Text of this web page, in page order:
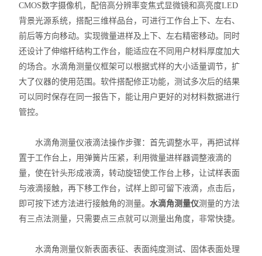
差示/热重/差热/热分析
红外光谱（IR、傅立叶）
扫描探针显微镜/原子力
低温恒温器
荧光分光光度计（分子荧光
X射线衍射仪（XRD）
CMOS数字摄像机，配倍高分辨率变焦式显微镜和高亮度LED
背景光源系统，搭配三维样品台，可进行工作台上下、左右、
前后等方向移动。实现微量进样及上下、左右精密移动。同时
还设计了伸缩杆结构工作台，能适应在不同用户材料厚度加大
的场合。水滴角测量仪框架可以根据式样的大小适量调节，扩
大了仪器的使用范围。软件搭配修正功能，测试多次后的结果
可以同时保存在同一报告下，能让用户更好的对材料数据进行
管控。
水滴角测量仪液滴法操作步骤：首先调整水平，再把试样
置于工作台上，用弹簧片压紧，利用微量进样器调整液滴的
量，使在针头形成液滴，转动旋钮使工作台上移，让试样表面
与液滴接触，再下移工作台，试样上即可留下液滴，点击后，
即可按下述方法进行接触角的测量。水滴角测量仪测量的方法
有三点法测量，只需要点三点就可以测量出角度，非常快捷。
水滴角测量仪新表面表征、表面纯度测试、固体表面处理